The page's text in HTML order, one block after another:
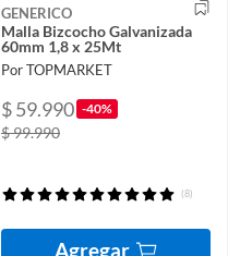
GENERICO
Malla Bizcocho Galvanizada
60mm 1,8 x 25Mt
Por TOPMARKET
$ 59.990 -40%
$ 99.990
(8)
Agregar